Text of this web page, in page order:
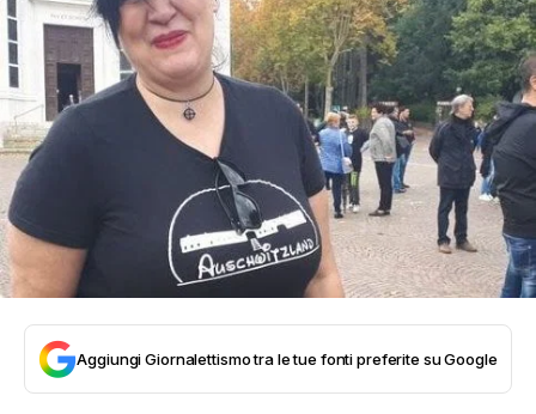
Aggiungi Giornalettismo tra le tue fonti preferite su Google